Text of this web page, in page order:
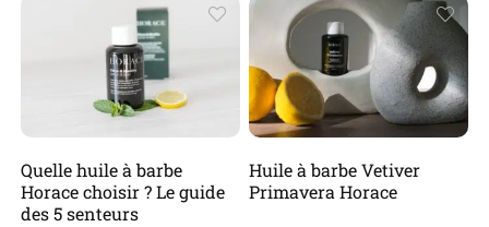
Quelle huile à barbe
Horace choisir ? Le guide
des 5 senteurs
Huile à barbe Vetiver
Primavera Horace